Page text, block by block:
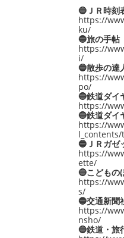
🔵ＪＲ時刻
https://
ku/
🔵旅の手帖
https://
i/
🔵散歩の達
https://
po/
🔵鉄道ダイ
https://
🔵鉄道ダイ
https://
🔵ＪＲガゼ
https://
ette/
🔵こどもの
https://
s/
🔵交通新聞
https://
nsho/
🔵鉄道・旅